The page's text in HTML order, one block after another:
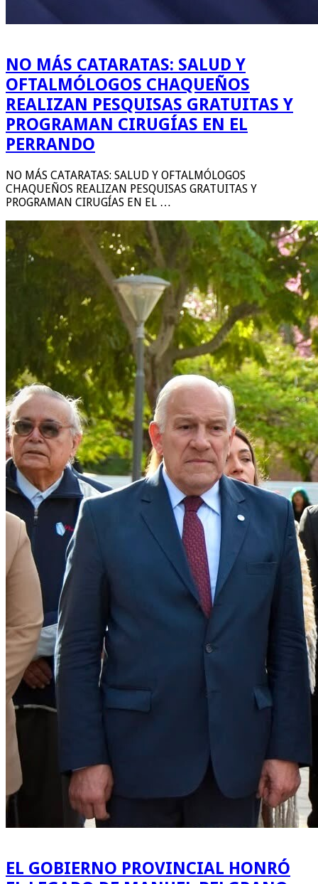
NO MÁS CATARATAS: SALUD Y
OFTALMÓLOGOS CHAQUEÑOS
REALIZAN PESQUISAS GRATUITAS Y
PROGRAMAN CIRUGÍAS EN EL
PERRANDO
NO MÁS CATARATAS: SALUD Y OFTALMÓLOGOS
CHAQUEÑOS REALIZAN PESQUISAS GRATUITAS Y
PROGRAMAN CIRUGÍAS EN EL …
EL GOBIERNO PROVINCIAL HONRÓ